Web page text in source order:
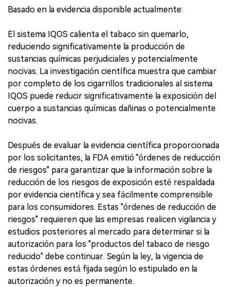
Basado en la evidencia disponible actualmente:
El sistema IQOS calienta el tabaco sin quemarlo,
reduciendo significativamente la producción de
sustancias químicas perjudiciales y potencialmente
nocivas. La investigación científica muestra que cambiar
por completo de los cigarrillos tradicionales al sistema
IQOS puede reducir significativamente la exposición del
cuerpo a sustancias químicas dañinas o potencialmente
nocivas.
Después de evaluar la evidencia científica proporcionada
por los solicitantes, la FDA emitió "órdenes de reducción
de riesgos" para garantizar que la información sobre la
reducción de los riesgos de exposición esté respaldada
por evidencia científica y sea fácilmente comprensible
para los consumidores. Estas "órdenes de reducción de
riesgos" requieren que las empresas realicen vigilancia y
estudios posteriores al mercado para determinar si la
autorización para los "productos del tabaco de riesgo
reducido" debe continuar. Según la ley, la vigencia de
estas órdenes está fijada según lo estipulado en la
autorización y no es permanente.